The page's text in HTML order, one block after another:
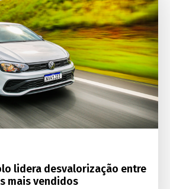
lidera desvalorização entre
mais vendidos